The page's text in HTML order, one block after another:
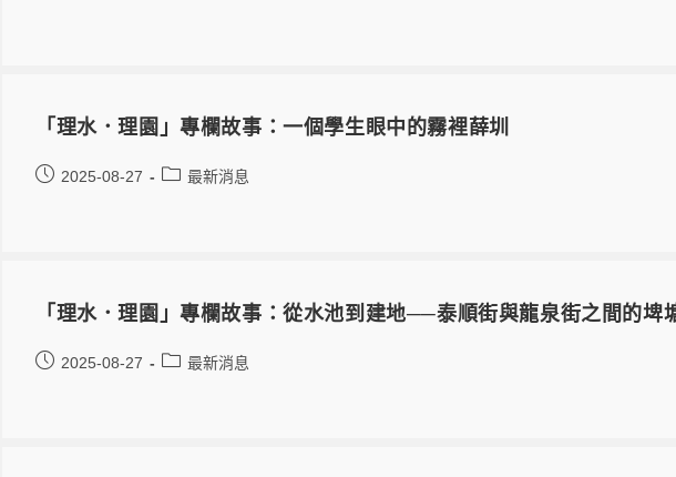
「理水．理園」專欄故事：一個學生眼中的霧裡薛圳
2025-08-27 最新消息
「理水．理園」專欄故事：從水池到建地──泰順街與龍泉街之間的埤
2025-08-27 最新消息